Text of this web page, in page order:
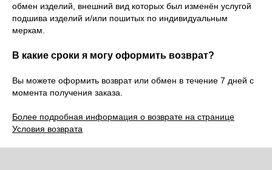
обмен изделий, внешний вид которых был изменён услугой
подшива изделий и/или пошитых по индивидуальным
меркам.
В какие сроки я могу оформить возврат?
Вы можете оформить возврат или обмен в течение 7 дней с
момента получения заказа.
Более подробная информация о возврате на странице
Условия возврата